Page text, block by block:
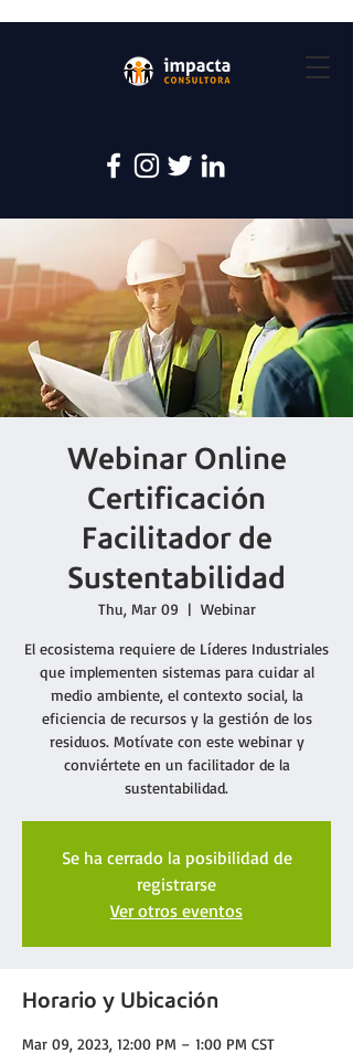
Webinar Online
Certificación
Facilitador de
Sustentabilidad
Thu, Mar 09
  |
Webinar
El ecosistema requiere de Líderes Industriales
que implementen sistemas para cuidar al
medio ambiente, el contexto social, la
eficiencia de recursos y la gestión de los
residuos. Motívate con este webinar y
conviértete en un facilitador de la
sustentabilidad.
Se ha cerrado la posibilidad de
registrarse
Ver otros eventos
Horario y Ubicación
Mar 09, 2023, 12:00 PM – 1:00 PM CST